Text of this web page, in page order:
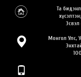
Та
Эсвэл
Монгол Улс,